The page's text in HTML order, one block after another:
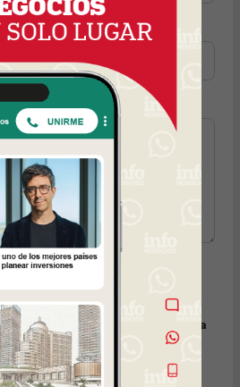
no enviar mensajes a
solicitando trabajo u ofreciendo
Muchas Gracias.